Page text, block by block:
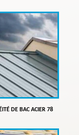
DE BAC ACIER 78